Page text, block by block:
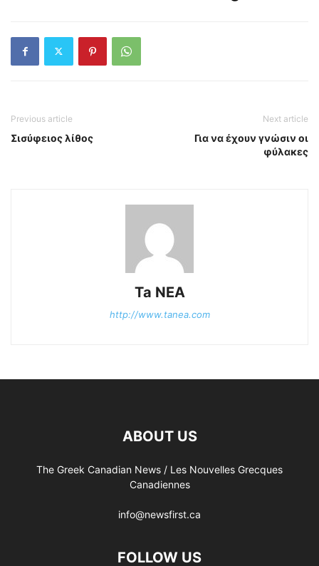
Previous article
Σισύφειος λίθος
Next article
Για να έχουν γνώσιν οι
φύλακες
Ta NEA
http://www.tanea.com
ABOUT US
The Greek Canadian News / Les Nouvelles Grecques
Canadiennes
info@newsfirst.ca
FOLLOW US